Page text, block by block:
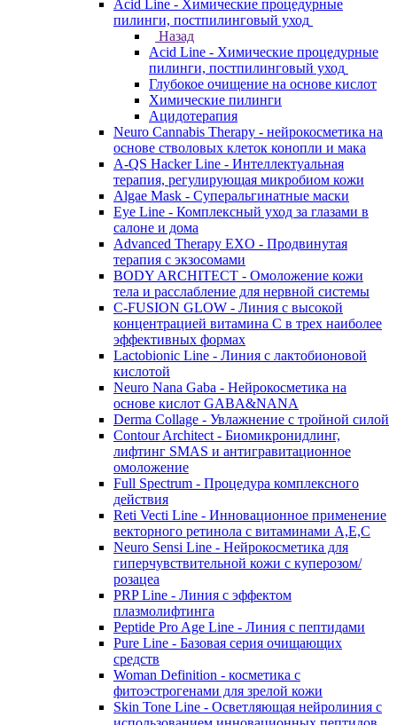
Acid Line - Химические процедурные
пилинги, постпилинговый уход
Назад
Acid Line - Химические процедурные
пилинги, постпилинговый уход
Глубокое очищение на основе кислот
Химические пилинги
Ацидотерапия
Neuro Cannabis Therapy - нейрокосметика на
основе стволовых клеток конопли и мака
A-QS Hacker Line - Интеллектуальная
терапия, регулирующая микробиом кожи
Algae Mask - Суперальгинатные маски
Eye Line - Комплексный уход за глазами в
салоне и дома
Advanced Therapy EXO - Продвинутая
терапия с экзосомами
BODY ARCHITECT - Омоложение кожи
тела и расслабление для нервной системы
C-FUSION GLOW - Линия с высокой
концентрацией витамина C в трех наиболее
эффективных формах
Lactobionic Line - Линия с лактобионовой
кислотой
Neuro Nana Gaba - Нейрокосметика на
основе кислот GABA&NANA
Derma Collage - Увлажнение с тройной силой
Contour Architect - Биомикронидлинг,
лифтинг SMAS и антигравитационное
омоложение
Full Spectrum - Процедура комплексного
действия
Reti Vecti Line - Инновационное применение
векторного ретинола с витаминами A,Е,С
Neuro Sensi Line - Нейрокосметика для
гиперчувствительной кожи с куперозом/
розацеа
PRP Line - Линия с эффектом
плазмолифтинга
Peptide Pro Age Line - Линия с пептидами
Pure Line - Базовая серия очищающих
средств
Woman Definition - косметика с
фитоэстрогенами для зрелой кожи
Skin Tone Line - Осветляющая нейролиния с